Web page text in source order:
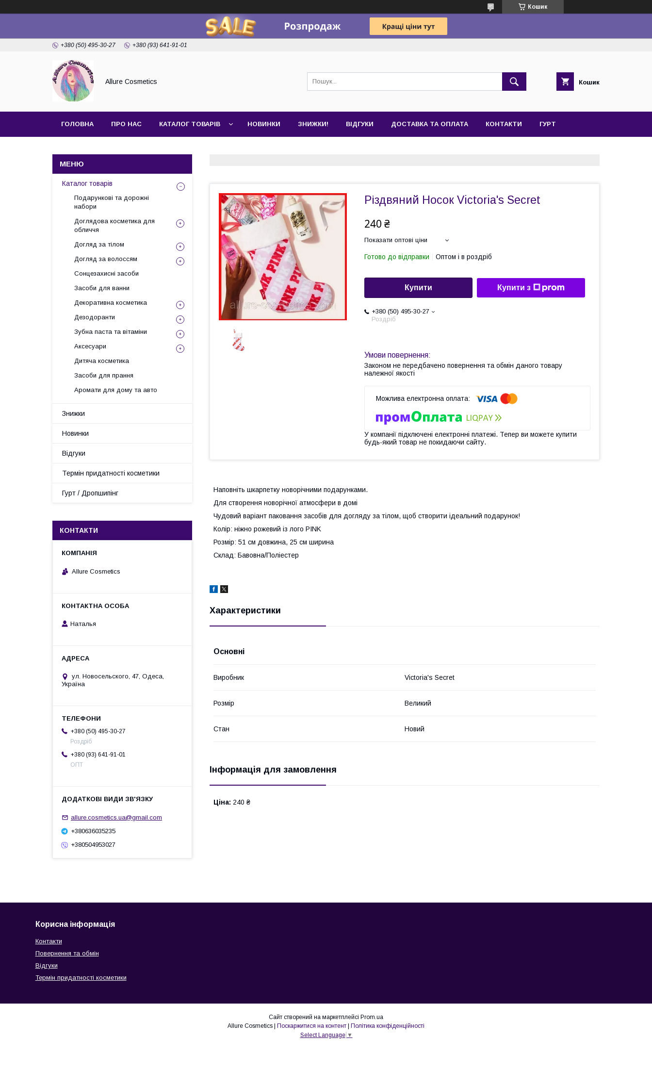
Кошик
+380 (50) 495-30-27 +380 (93) 641-91-01
Allure Cosmetics Кошик
ГОЛОВНА ПРО НАС КАТАЛОГ ТОВАРІВ НОВИНКИ ЗНИЖКИ! ВІДГУКИ ДОСТАВКА ТА ОПЛАТА КОНТАКТИ ГУРТ
Різдвяний Носок Victoria's Secret
240 ₴
Показати оптові ціни
Готово до відправки Оптом і в роздріб
Купити Купити з
+380 (50) 495-30-27
Роздріб
Законом не передбачено повернення та обмін даного товару
належної якості
У компанії підключені електронні платежі. Тепер ви можете купити
будь-який товар не покидаючи сайту.
Наповніть шкарпетку новорічними подарунками.
Для створення новорічної атмосфери в домі
Чудовий варіант паковання засобів для догляду за тілом, щоб створити ідеальний подарунок!
Колір: ніжно рожевий із лого PINK
Розмір: 51 см довжина, 25 см ширина
Склад: Бавовна/Поліестер
Характеристики
Основні
Виробник Victoria's Secret
Розмір Великий
Стан Новий
Інформація для замовлення
Ціна: 240 ₴
Каталог товарів
Подарункові та дорожні
набори
Доглядова косметика для
обличчя
Догляд за тілом
Догляд за волоссям
Сонцезахисні засоби
Засоби для ванни
Декоративна косметика
Дезодоранти
Зубна паста та вітаміни
Аксесуари
Дитяча косметика
Засоби для прання
Аромати для дому та авто
Знижки
Новинки
Відгуки
Термін придатності косметики
Гурт / Дропшипінг
КОНТАКТИ
Allure Cosmetics
Наталья
ул. Новосельского, 47, Одеса,
Україна
+380 (50) 495-30-27
Роздріб
+380 (93) 641-91-01
ОПТ
allure.cosmetics.ua@gmail.com
+380636035235
+380504953027
Корисна інформація
Контакти
Повернення та обмін
Відгуки
Термін придатності косметики
Сайт створений на маркетплейсі Prom.ua
Allure Cosmetics | Поскаржитися на контент | Політика конфіденційності
Select Language ▼